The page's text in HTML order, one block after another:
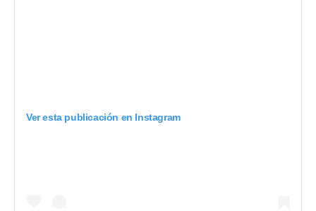
Ver esta publicación en Instagram